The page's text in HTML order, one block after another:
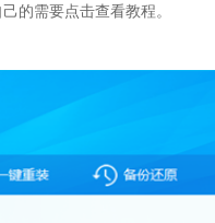
的需要点击查看教程。